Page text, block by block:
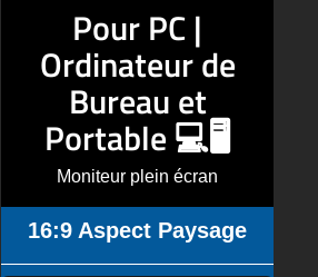
Pour PC |
Ordinateur de
Bureau et
Portable 💻🖥️
Moniteur plein écran
16:9 Aspect Paysage